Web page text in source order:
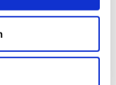
I/O 2026:
primär in